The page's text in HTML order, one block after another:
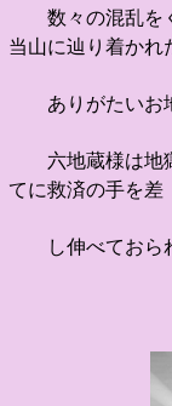
数々の混乱をく
当山に辿り着かれ
ありがたいお地
六地蔵様は地獄
てに救済の手を差
し伸べておら